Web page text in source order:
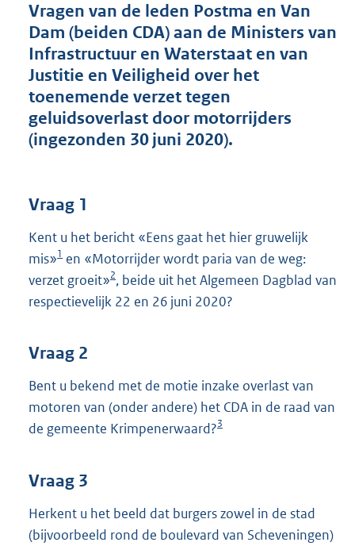
d
s
g
r
o
t
t
b
Vragen van de leden Postma en Van
Dam (beiden CDA) aan de Ministers van
Infrastructuur en Waterstaat en van
Justitie en Veiligheid over het
toenemende verzet tegen
geluidsoverlast door motorrijders
(ingezonden 30 juni 2020).
Vraag 1
Kent u het bericht «Eens gaat het hier gruwelijk
mis»1 en «Motorrijder wordt paria van de weg:
verzet groeit»2, beide uit het Algemeen Dagblad van
respectievelijk 22 en 26 juni 2020?
Vraag 2
Bent u bekend met de motie inzake overlast van
motoren van (onder andere) het CDA in de raad van
de gemeente Krimpenerwaard?3
Vraag 3
Herkent u het beeld dat burgers zowel in de stad
(bijvoorbeeld rond de boulevard van Scheveningen)